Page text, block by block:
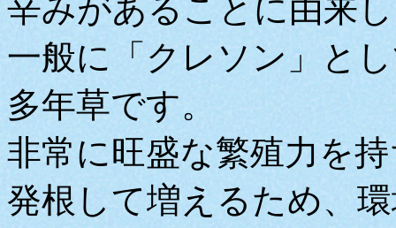
辛みがあることに由来
一般に「クレソン」と
多年草です。
非常に旺盛な繁殖力を
発根して増えるため、